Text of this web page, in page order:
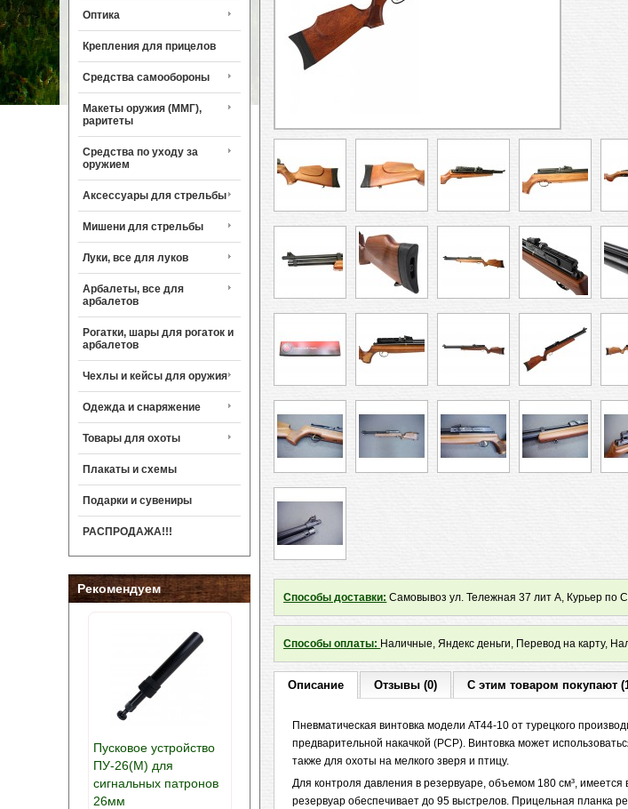
Оптика
Крепления для прицелов
Средства самообороны
Макеты оружия (ММГ),
раритеты
Средства по уходу за
оружием
Аксессуары для стрельбы
Мишени для стрельбы
Луки, все для луков
Арбалеты, все для
арбалетов
Рогатки, шары для рогаток и
арбалетов
Чехлы и кейсы для оружия
Одежда и снаряжение
Товары для охоты
Плакаты и схемы
Подарки и сувениры
РАСПРОДАЖА!!!
Рекомендуем
Пусковое устройство
ПУ-26(М) для
сигнальных патронов
26мм
Способы доставки: Самовывоз ул. Тележная 37 лит А, Курьер по
Способы оплаты: Наличные, Яндекс деньги, Перевод на карту,
Описание Отзывы (0) С этим товаром покупают
Пневматическая винтовка модели AT44-10 от турецкого
предварительной накачкой (PCP). Винтовка может
также для охоты на мелкого зверя и птицу.
Для контроля давления в резервуаре, объемом 180 см³,
резервуар обеспечивает до 95 выстрелов. Прицельная планка